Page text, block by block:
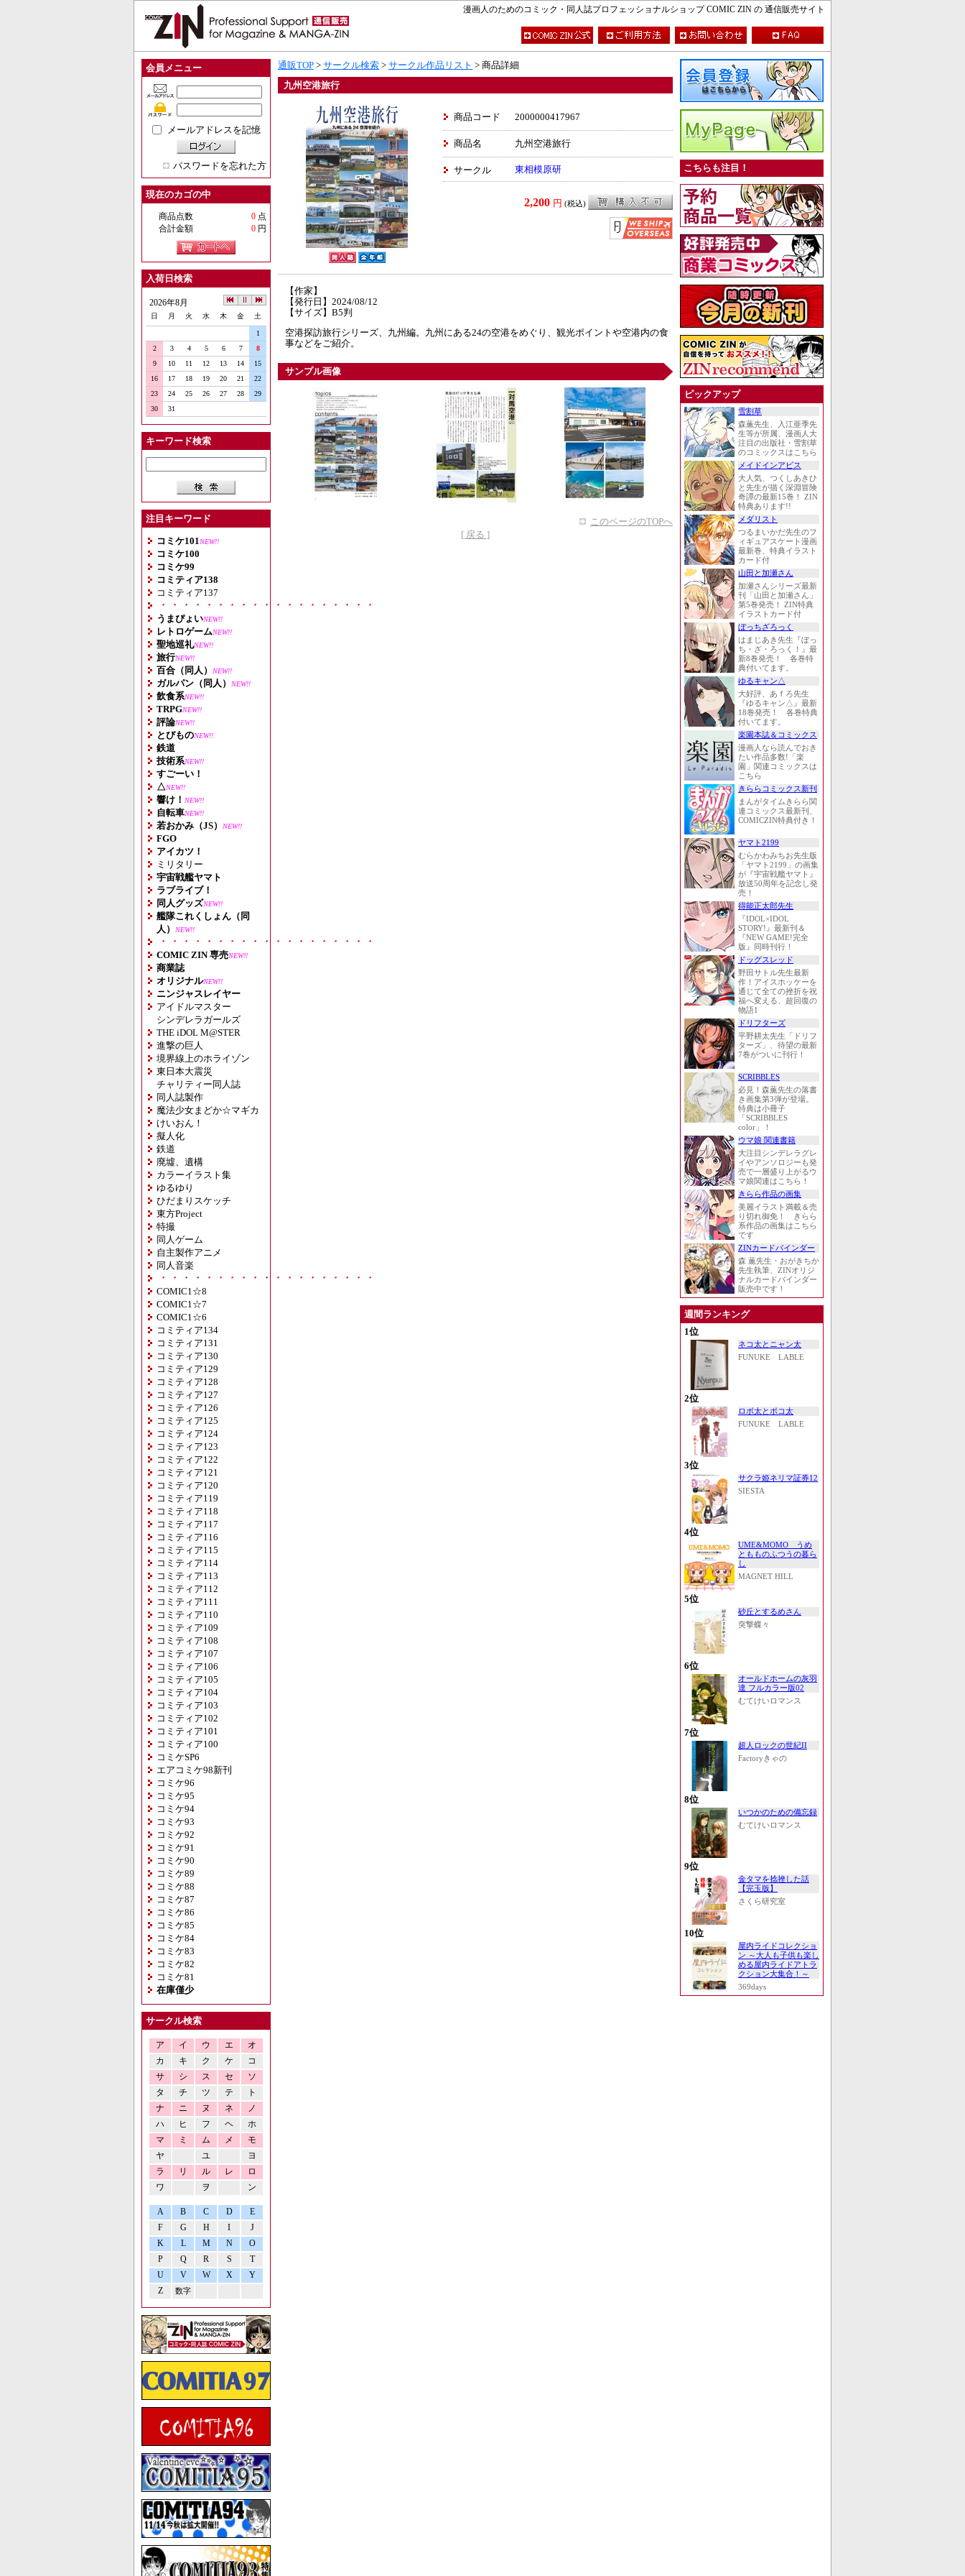
漫画人のためのコミック・同人誌プロフェッショナルショップ COMIC ZIN の 通信販売サイト
会員メニュー
メールアドレスを記憶
パスワードを忘れた方
現在のカゴの中
商品点数 0 点
合計金額
0 円
入荷日検索
2026年8月
日 月 火 水 木 金 土
1
2
3 4 5 6 7
8
9
10 11 12 13 14
15
16
17 18 19 20 21
22
23
24 25 26 27 28
29
30
31
キーワード検索
注目キーワード
コミケ101 NEW!!
コミケ100
コミケ99
コミティア138
コミティア137
・・・・・・・・・・・・・・・・・・・
うまぴょいNEW!!
レトロゲームNEW!!
聖地巡礼NEW!!
旅行NEW!!
百合（同人） NEW!!
ガルパン（同人） NEW!!
飲食系NEW!!
TRPGNEW!!
評論NEW!!
とびものNEW!!
鉄道
技術系NEW!!
すごーい！
△NEW!!
響け！ NEW!!
自転車NEW!!
若おかみ（JS） NEW!!
FGO
アイカツ！
ミリタリー
宇宙戦艦ヤマト
ラブライブ！
同人グッズNEW!!
艦隊これくしょん（同
人）
NEW!!
・・・・・・・・・・・・・・・・・・・
COMIC ZIN 専売NEW!!
商業誌
オリジナルNEW!!
ニンジャスレイヤー
アイドルマスター
シンデレラガールズ
THE iDOL M@STER
進撃の巨人
境界線上のホライゾン
東日本大震災
チャリティー同人誌
同人誌製作
魔法少女まどか☆マギカ
けいおん！
擬人化
鉄道
廃墟、遺構
カラーイラスト集
ゆるゆり
ひだまりスケッチ
東方Project
特撮
同人ゲーム
自主製作アニメ
同人音楽
・・・・・・・・・・・・・・・・・・・
COMIC1☆8
COMIC1☆7
COMIC1☆6
コミティア134
コミティア131
コミティア130
コミティア129
コミティア128
コミティア127
コミティア126
コミティア125
コミティア124
コミティア123
コミティア122
コミティア121
コミティア120
コミティア119
コミティア118
コミティア117
コミティア116
コミティア115
コミティア114
コミティア113
コミティア112
コミティア111
コミティア110
コミティア109
コミティア108
コミティア107
コミティア106
コミティア105
コミティア104
コミティア103
コミティア102
コミティア101
コミティア100
コミケSP6
エアコミケ98新刊
コミケ96
コミケ95
コミケ94
コミケ93
コミケ92
コミケ91
コミケ90
コミケ89
コミケ88
コミケ87
コミケ86
コミケ85
コミケ84
コミケ83
コミケ82
コミケ81
在庫僅少
サークル検索
ア イ ウ エ
オ
カ
キ ク ケ
コ
サ
シ ス セ
ソ
タ
チ ツ テ
ト
ナ
ニ ヌ ネ
ノ
ハ
ヒ フ ヘ
ホ
マ
ミ ム メ
モ
ヤ
ユ
ヨ
ラ
リ ル レ
ロ
ワ
ヲ ン
A B C D
E
F
G H I
J
K
L M N
O
P
Q R S
T
U
V W X
Y
Z
数字
通販TOP > サークル検索 > サークル作品リスト > 商品詳細
九州空港旅行
商品コード 2000000417967
商品名 九州空港旅行
サークル 東相模原研
2,200 円 (税込)
【作家】
【発行日】2024/08/12
【サイズ】B5判
空港探訪旅行シリーズ、九州編。九州にある24の空港をめぐり、観光ポイントや空港内の食
事などをご紹介。
サンプル画像
このページのTOPへ
[ 戻る ]
こちらも注目！
ピックアップ
雪割草
森薫先生、入江亜季先
生等が所属、漫画人大
注目の出版社・雪割草
のコミックスはこちら
メイドインアビス
大人気、つくしあきひ
と先生が描く深淵冒険
奇譚の最新15巻！ ZIN
特典あります!!
メダリスト
つるまいかだ先生のフ
ィギュアスケート漫画
最新巻、特典イラスト
カード付
山田と加瀬さん
加瀬さんシリーズ最新
刊「山田と加瀬さん」
第5巻発売！ ZIN特典
イラストカード付
ぼっちざろっく
はまじあき先生『ぼっ
ち・ざ・ろっく！』最
新8巻発売！ 各巻特
典付いてます。
ゆるキャン△
大好評、あｆろ先生
『ゆるキャン△』最新
18巻発売！ 各巻特典
付いてます。
楽園本誌＆コミックス
漫画人なら読んでおき
たい作品多数!「楽
園」関連コミックスは
こちら
きららコミックス新刊
まんがタイムきらら関
連コミックス最新刊、
COMICZIN特典付き！
ヤマト2199
むらかわみちお先生版
「ヤマト2199」の画集
が『宇宙戦艦ヤマト』
放送50周年を記念し発
売！
得能正太郎先生
『IDOL×IDOL
STORY!』最新刊＆
『NEW GAME!完全
版』同時刊行！
ドッグスレッド
野田サトル先生最新
作！アイスホッケーを
通じて全ての挫折を祝
福へ変える、超回復の
物語1
ドリフターズ
平野耕太先生「ドリフ
ターズ」、待望の最新
7巻がついに刊行！
SCRIBBLES
必見！森薫先生の落書
き画集第3弾が登場。
特典は小冊子
「SCRIBBLES
color」！
ウマ娘 関連書籍
大注目シンデレラグレ
イやアンソロジーも発
売で一層盛り上がるウ
マ娘関連はこちら！
きらら作品の画集
美麗イラスト満載＆売
り切れ御免！ きらら
系作品の画集はこちら
です
ZINカードバインダー
森 薫先生・おがきちか
先生執筆、ZINオリジ
ナルカードバインダー
販売中です！
週間ランキング
1位
ネコ太とニャン太
FUNUKE LABLE
2位
ロボ太とポコ太
FUNUKE LABLE
3位
サクラ姫ネリマ証券12
SIESTA
4位
UME&MOMO うめ
ともものふつうの暮ら
し
MAGNET HILL
5位
砂丘とするめさん
突撃蝶々
6位
オールドホームの灰羽
達 フルカラー版02
むてけいロマンス
7位
超人ロックの世紀II
Factoryきゃの
8位
いつかのための備忘録
むてけいロマンス
9位
金タマを捻挫した話
【完玉版】
さくら研究室
10位
屋内ライドコレクショ
ン ～大人も子供も楽し
める屋内ライドアトラ
クション大集合！～
369days